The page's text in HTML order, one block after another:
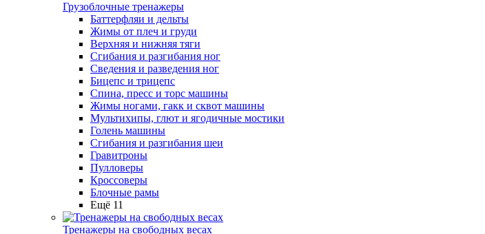
Грузоблочные тренажеры
Баттерфляи и дельты
Жимы от плеч и груди
Верхняя и нижняя тяги
Сгибания и разгибания ног
Сведения и разведения ног
Бицепс и трицепс
Спина, пресс и торс машины
Жимы ногами, гакк и сквот машины
Мультихипы, глют и ягодичные мостики
Голень машины
Сгибания и разгибания шеи
Гравитроны
Пулловеры
Кроссоверы
Блочные рамы
Ещё 11
Тренажеры на свободных весах